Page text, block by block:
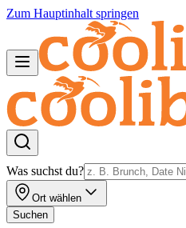
Zum Hauptinhalt springen
Was suchst du?
Ort wählen
Suchen